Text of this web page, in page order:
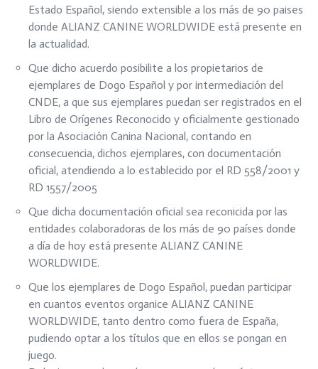
Estado Español, siendo extensible a los más de 90 paises
donde ALIANZ CANINE WORLDWIDE está presente en
la actualidad.
Que dicho acuerdo posibilite a los propietarios de
ejemplares de Dogo Español y por intermediación del
CNDE, a que sus ejemplares puedan ser registrados en el
Libro de Orígenes Reconocido y oficialmente gestionado
por la Asociación Canina Nacional, contando en
consecuencia, dichos ejemplares, con documentación
oficial, atendiendo a lo establecido por el RD 558/2001 y
RD 1557/2005
Que dicha documentación oficial sea reconicida por las
entidades colaboradoras de los más de 90 países donde
a día de hoy está presente ALIANZ CANINE
WORLDWIDE.
Que los ejemplares de Dogo Español, puedan participar
en cuantos eventos organice ALIANZ CANINE
WORLDWIDE, tanto dentro como fuera de España,
pudiendo optar a los títulos que en ellos se pongan en
juego.